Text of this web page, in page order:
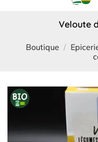
veloute
Boutique /